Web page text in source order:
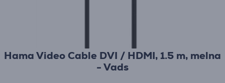
Hama Video Cable DVI / HDMI, 1.5 m, melna
- Vads